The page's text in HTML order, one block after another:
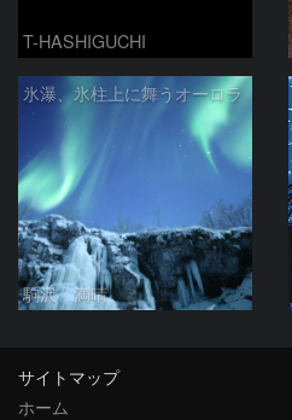
T-HASHIGUCHI
氷瀑、氷柱上に舞うオーロラ
駒沢 満晴
サイトマップ
ホーム